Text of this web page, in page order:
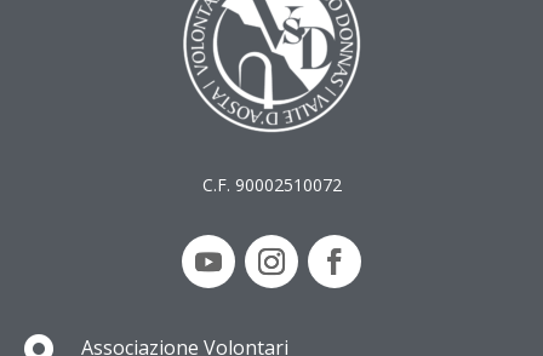
C.F. 90002510072
Associazione Volontari